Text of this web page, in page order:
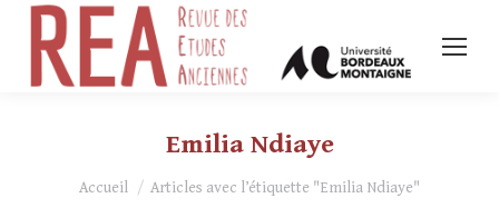
Emilia Ndiaye
Vous êtes ici :
Accueil Articles avec l’étiquette "Emilia Ndiaye"